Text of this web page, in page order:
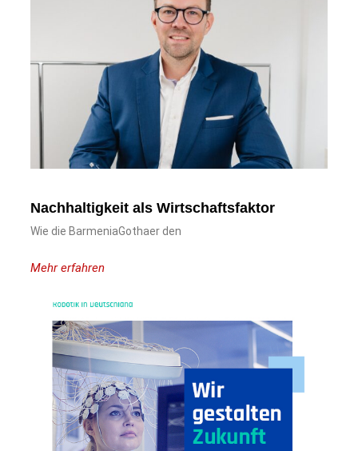
Nachhaltigkeit als Wirtschaftsfaktor
Wie die BarmeniaGothaer den
Mehr erfahren